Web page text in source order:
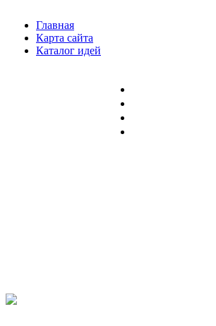
Главная
Карта сайта
Каталог идей